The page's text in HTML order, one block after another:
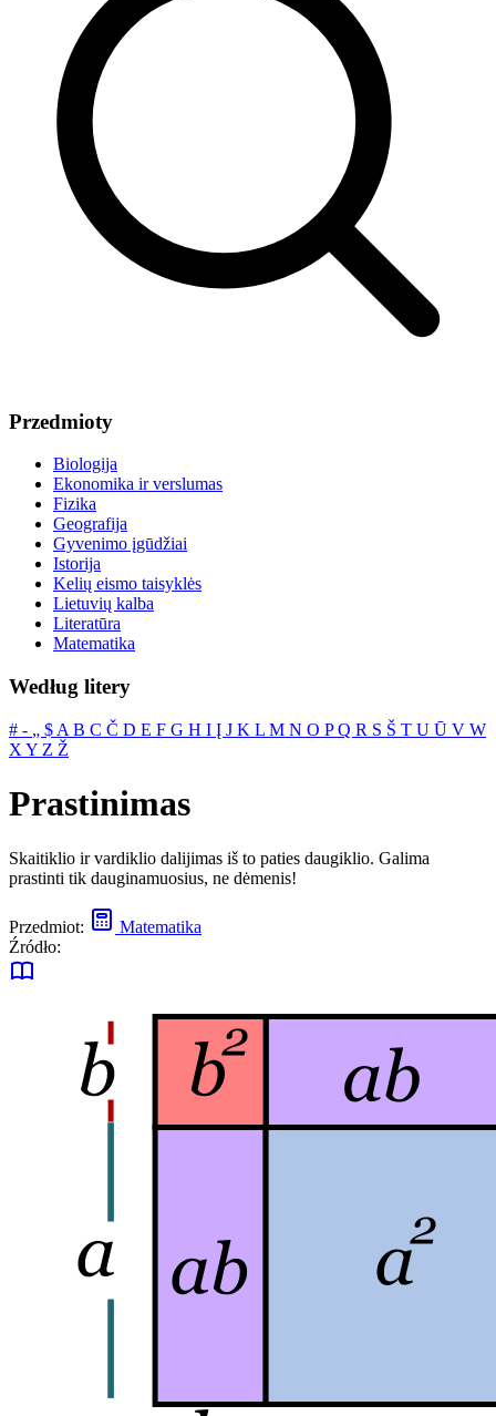
Przedmioty
Biologija
Ekonomika ir verslumas
Fizika
Geografija
Gyvenimo įgūdžiai
Istorija
Kelių eismo taisyklės
Lietuvių kalba
Literatūra
Matematika
Według litery
# ‐ „ $ A B C Č D E F G H I Į J K L M N O PQ R S Š T U Ū V W
X Y Z Ž
Prastinimas
Skaitiklio ir vardiklio dalijimas iš to paties daugiklio. Galima
prastinti tik dauginamuosius, ne dėmenis!
Przedmiot:
Matematika
Źródło: